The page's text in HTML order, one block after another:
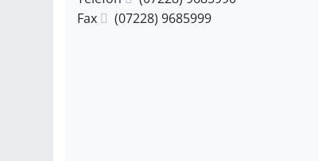
Fax
(07228) 9685999